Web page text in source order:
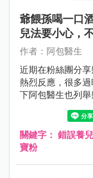
爺餵孫喝一口
兒法要小心，
作者：阿包醫生
近期在粉絲團分
熱烈反應，很多
下阿包醫生也列
媽拒絕錯誤養育
關鍵字： 錯誤養兒
寶粉